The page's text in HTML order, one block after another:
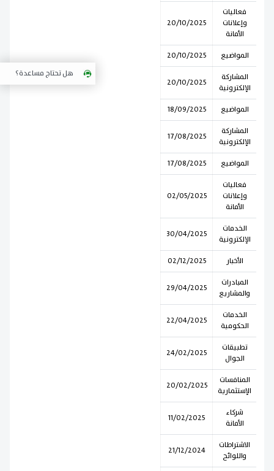
فعاليات
وإعلانات
الأمانة
20/10/2025
المواضيع
20/10/2025
المشاركة
الإلكترونية
20/10/2025
المواضيع
18/09/2025
المشاركة
الإلكترونية
17/08/2025
المواضيع
17/08/2025
فعاليات
وإعلانات
الأمانة
02/05/2025
الخدمات
الإلكترونية
30/04/2025
الأخبار
02/12/2025
المبادرات
والمشاريع
29/04/2025
الخدمات
الحكومية
22/04/2025
تطبيقات
الجوال
24/02/2025
المنافسات
الإستثمارية
20/02/2025
شركاء
الأمانة
11/02/2025
الاشتراطات
واللوائح
21/12/2024
هل تحتاج مساعدة؟